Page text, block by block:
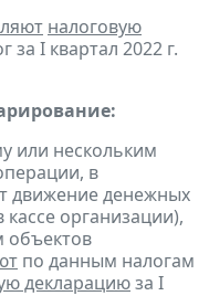
налоговую
за I квартал 2022 г.
или нескольким
в
движение денежных
кассе организации),
объектов
по данным налогам
декларациюза I